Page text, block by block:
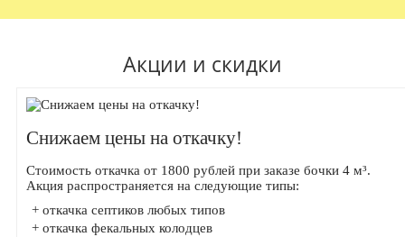
Акции и скидки
Снижаем цены на откачку!
Стоимость откачка от 1800 рублей при заказе бочки 4 м³.
Акция распространяется на следующие типы:
+ откачка септиков любых типов
+ откачка фекальных колодцев